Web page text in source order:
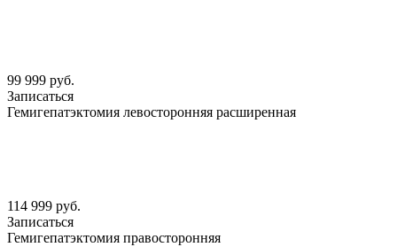
99 999 руб.
Записаться
Гемигепатэктомия левосторонняя расширенная
114 999 руб.
Записаться
Гемигепатэктомия правосторонняя